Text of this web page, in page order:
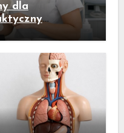
dla
fizjoterapii